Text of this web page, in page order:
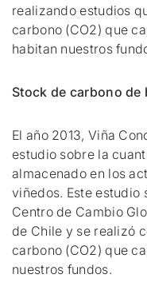
realizando estudios
carbono (CO2) que
habitan nuestros
Stock de carbono
El año 2013, Viña
estudio sobre la
almacenado en los
viñedos. Este estudio
Centro de Cambio
de Chile y se realizó
carbono (CO2) que
nuestros fundos.